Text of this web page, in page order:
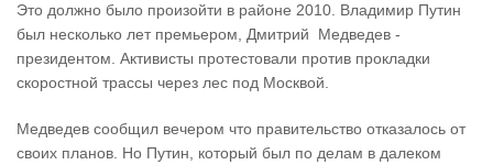
Это должно было произойти в районе 2010. Владимир Путин
был несколько лет премьером, Дмитрий Медведев -
президентом. Активисты протестовали против прокладки
скоростной трассы через лес под Москвой.
Медведев сообщил вечером что правительство отказалось от
своих планов. Но Путин, который был по делам в далеком